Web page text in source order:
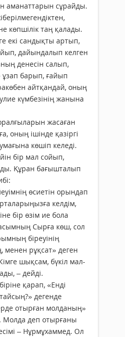
аманаттарын сұрайды.
көпшілік таң қалады.
екі сандықты артып,
дайындалып келген
денесін салып,
ұзап барып, ғайып
айтқандай, оның
күмбезінің жанына
жасаған
оның ішінде қазіргі
көшіп келеді.
бір мал сойып,
Құран бағышталып
өсиетін орындап
келдім,
бір өзім ие бола
Сырға көш, сол
біреуінің
менен рұқсат» деген
шықсам, бүкіл мал-
– дейді.
қарап, «Енді
дегенде
отырған молданың»
Молда деп отырғаны
– Нұрмұхаммед. Ол